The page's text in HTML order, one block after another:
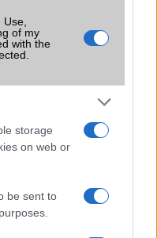
of my
with the
storage
on web or
be sent to
7 telefonok